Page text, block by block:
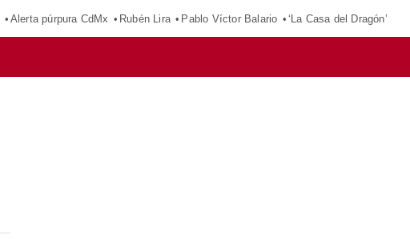
Alerta púrpura CdMx Rubén Lira Pablo Víctor Balario ‘La Casa del Dragón’